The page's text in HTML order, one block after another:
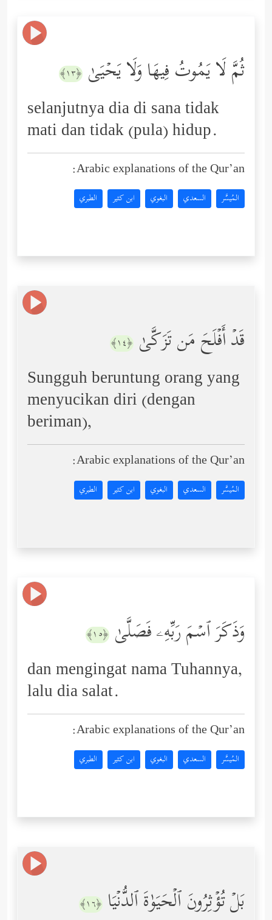
ثُمَّ لَا یَمُوتُ فِیهَا وَلَا یَحۡیَىٰ ﴿١٣﴾
selanjutnya dia di sana tidak
mati dan tidak (pula) hidup.
Arabic explanations of the Qur’an:
المُيسَّر السعدي البغوي ابن كثير الطبري
قَدۡ أَفۡلَحَ مَن تَزَكَّىٰ ﴿١٤﴾
Sungguh beruntung orang yang
menyucikan diri (dengan
beriman),
Arabic explanations of the Qur’an:
المُيسَّر السعدي البغوي ابن كثير الطبري
وَذَكَرَ ٱسۡمَ رَبِّهِۦ فَصَلَّىٰ ﴿١٥﴾
dan mengingat nama Tuhannya,
lalu dia salat.
Arabic explanations of the Qur’an:
المُيسَّر السعدي البغوي ابن كثير الطبري
بَلۡ تُؤۡثِرُونَ ٱلۡحَیَوٰةَ ٱلدُّنۡیَا ﴿١٦﴾